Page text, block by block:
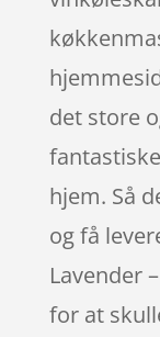
det store
hjem. Så
og få
Lavender
for at